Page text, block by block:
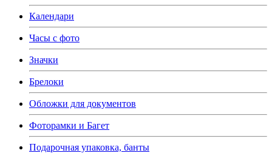
Календари
Часы с фото
Значки
Брелоки
Обложки для документов
Фоторамки и Багет
Подарочная упаковка, банты